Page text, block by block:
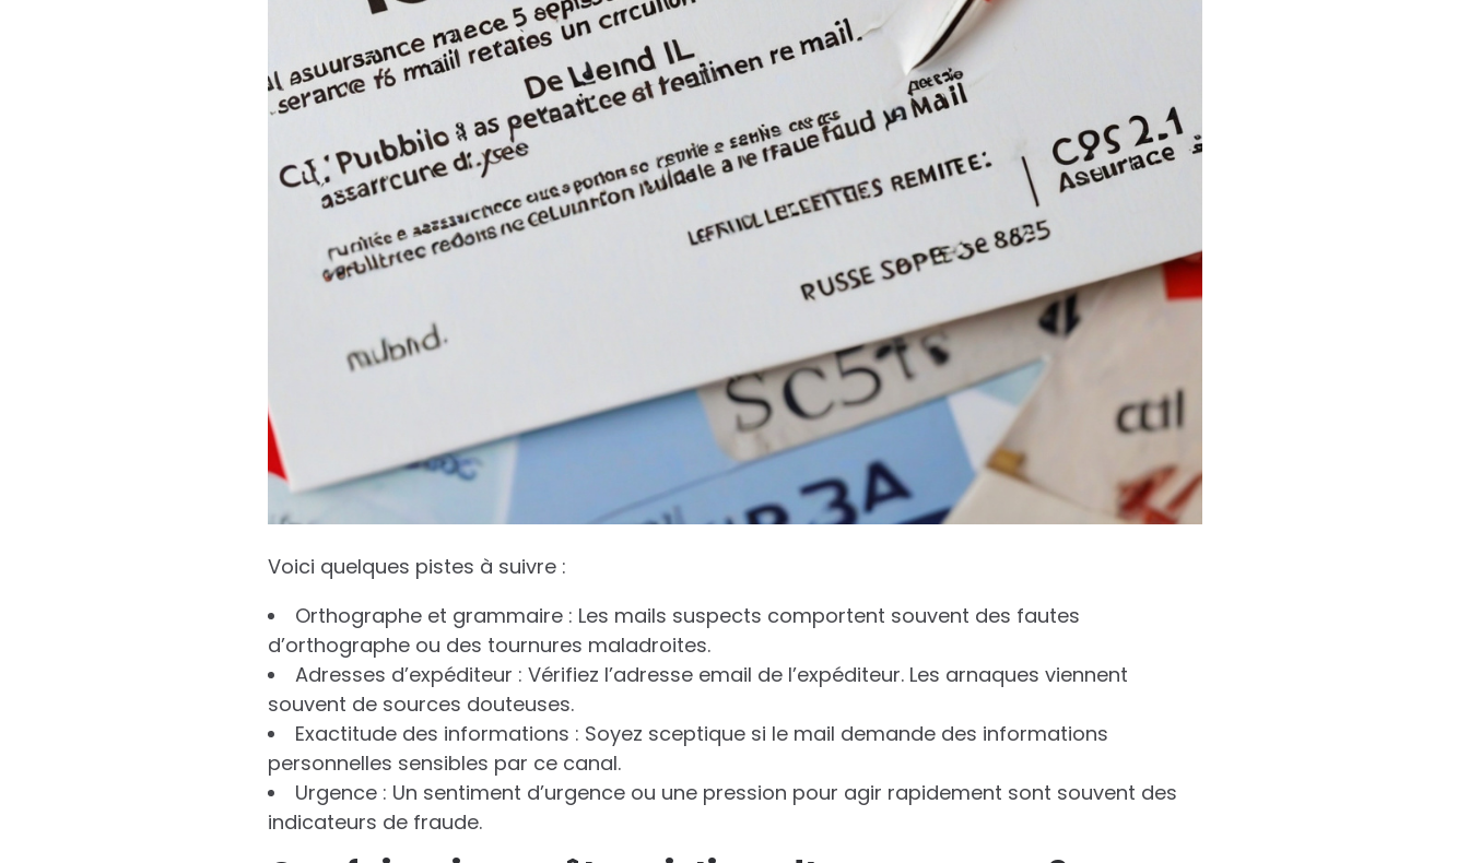
Voici quelques pistes à suivre :
Orthographe et grammaire : Les mails suspects comportent souvent des fautes
d’orthographe ou des tournures maladroites.
Adresses d’expéditeur : Vérifiez l’adresse email de l’expéditeur. Les arnaques viennent
souvent de sources douteuses.
Exactitude des informations : Soyez sceptique si le mail demande des informations
personnelles sensibles par ce canal.
Urgence : Un sentiment d’urgence ou une pression pour agir rapidement sont souvent des
indicateurs de fraude.